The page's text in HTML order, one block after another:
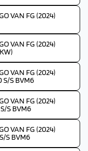
VAN FG (2024)
VAN FG (2024)
VAN FG (2024)
S/S BVM6
VAN FG (2024)
S BVM6
VAN FG (2024)
S BVM6